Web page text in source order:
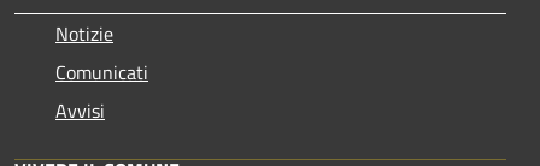
Notizie
Comunicati
Avvisi